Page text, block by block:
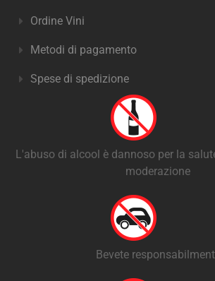
Ordine Vini
Metodi di pagamento
Spese di spedizione
L'abuso di alcool è dannoso per la
moderazione
Bevete